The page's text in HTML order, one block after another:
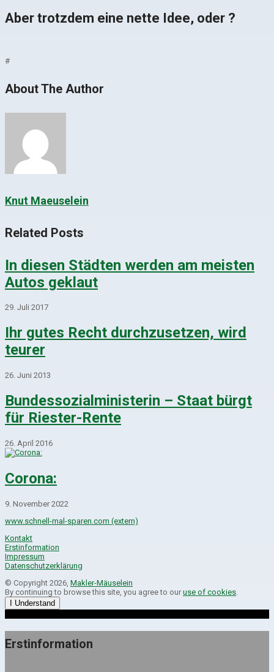
Aber trotzdem eine nette Idee, oder ?
#
About The Author
Knut Maeuselein
Related Posts
In diesen Städten werden am meisten
Autos geklaut
29. Juli 2017
Ihr gutes Recht durchzusetzen, wird
teurer
26. Juni 2013
Bundessozialministerin – Staat bürgt
für Riester-Rente
26. April 2016
Corona:
9. November 2022
www.schnell-mal-sparen.com (extern)
Kontakt
Erstinformation
Impressum
Datenschutzerklärung
© Copyright 2026, Makler-Mäuselein
By continuing to browse this site, you agree to our use of cookies
I Understand
Erstinformation